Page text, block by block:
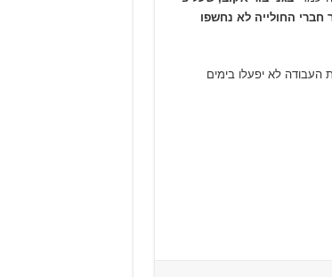
חברי החולייה לא נחשפו
העבודה לא יפעלו בימים